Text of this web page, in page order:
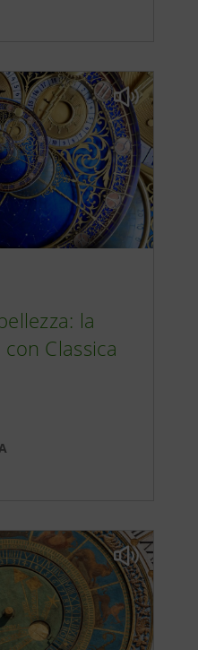
33:10
del 26
26:07
del 30
29:52
la
Classica